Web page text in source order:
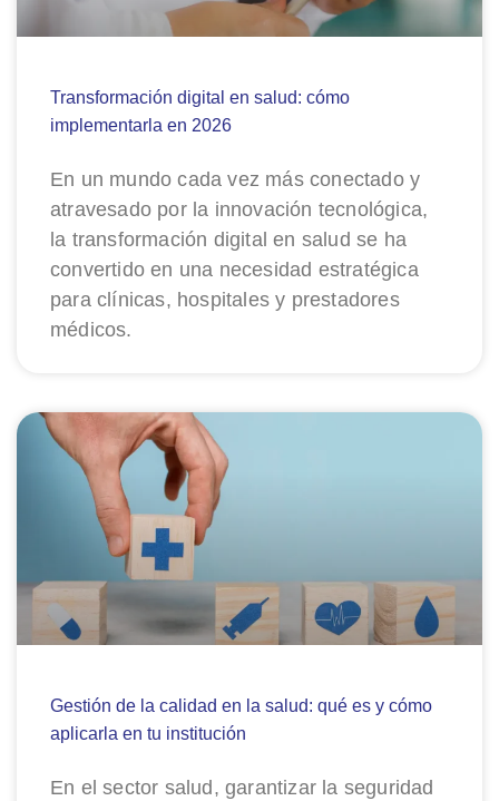
Transformación digital en salud: cómo
implementarla en 2026
En un mundo cada vez más conectado y
atravesado por la innovación tecnológica,
la transformación digital en salud se ha
convertido en una necesidad estratégica
para clínicas, hospitales y prestadores
médicos.
Gestión de la calidad en la salud: qué es y cómo
aplicarla en tu institución
En el sector salud, garantizar la seguridad